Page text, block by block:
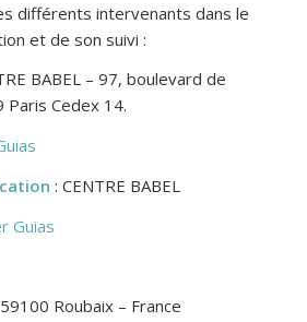
différents intervenants dans le
et de son suivi :
BABEL – 97, boulevard de
Cedex 14.
: CENTRE BABEL
Guias
Roubaix – France